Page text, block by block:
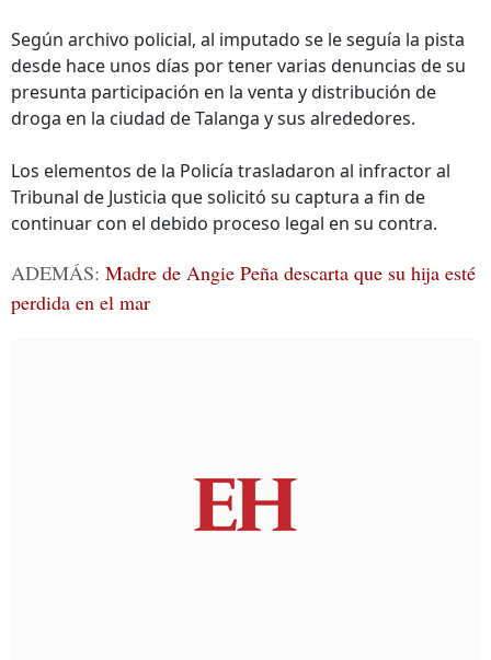
Según archivo policial, al imputado se le seguía la pista
desde hace unos días por tener varias denuncias de su
presunta participación en la venta y distribución de
droga en la ciudad de Talanga y sus alrededores.
Los elementos de la Policía trasladaron al infractor al
Tribunal de Justicia que solicitó su captura a fin de
continuar con el debido proceso legal en su contra.
ADEMÁS: Madre de Angie Peña descarta que su hija esté
perdida en el mar